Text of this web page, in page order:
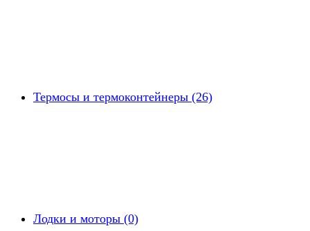
Термосы и термоконтейнеры (26)
Лодки и моторы (0)